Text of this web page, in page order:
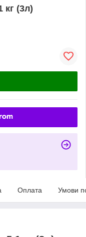
кг (3л)
Оплата Умови